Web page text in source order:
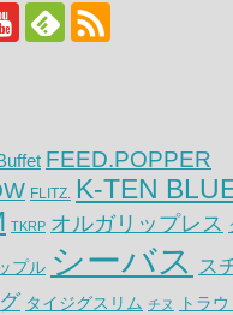
FEED.POPPER
FLITZ.
K-TEN
TKRP オルガリップレス
プル シーバス ス
タイジグスリム チヌ トラウ